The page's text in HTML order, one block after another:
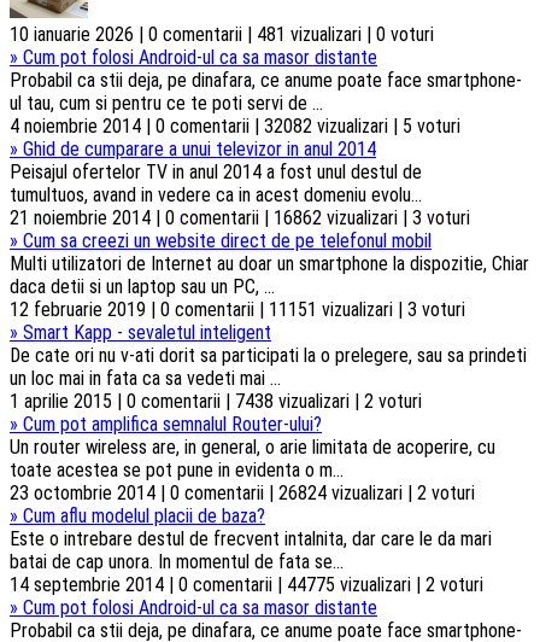
10 ianuarie 2026 | 0 comentarii | 481 vizualizari | 0 voturi
» Cum pot folosi Android-ul ca sa masor distante
Probabil ca stii deja, pe dinafara, ce anume poate face smartphone-
ul tau, cum si pentru ce te poti servi de ...
4 noiembrie 2014 | 0 comentarii | 32082 vizualizari | 5 voturi
» Ghid de cumparare a unui televizor in anul 2014
Peisajul ofertelor TV in anul 2014 a fost unul destul de
tumultuos, avand in vedere ca in acest domeniu evolu...
21 noiembrie 2014 | 0 comentarii | 16862 vizualizari | 3 voturi
» Cum sa creezi un website direct de pe telefonul mobil
Multi utilizatori de Internet au doar un smartphone la dispozitie, Chiar
daca detii si un laptop sau un PC, ...
12 februarie 2019 | 0 comentarii | 11151 vizualizari | 3 voturi
» Smart Kapp - sevaletul inteligent
De cate ori nu v-ati dorit sa participati la o prelegere, sau sa prindeti
un loc mai in fata ca sa vedeti mai ...
1 aprilie 2015 | 0 comentarii | 7438 vizualizari | 2 voturi
» Cum pot amplifica semnalul Router-ului?
Un router wireless are, in general, o arie limitata de acoperire, cu
toate acestea se pot pune in evidenta o m...
23 octombrie 2014 | 0 comentarii | 26824 vizualizari | 2 voturi
» Cum aflu modelul placii de baza?
Este o intrebare destul de frecvent intalnita, dar care le da mari
batai de cap unora. In momentul de fata se...
14 septembrie 2014 | 0 comentarii | 44775 vizualizari | 2 voturi
» Cum pot folosi Android-ul ca sa masor distante
Probabil ca stii deja, pe dinafara, ce anume poate face smartphone-